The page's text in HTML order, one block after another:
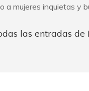
a mujeres inquietas y
las entradas de